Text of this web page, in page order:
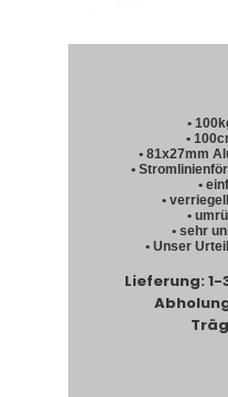
•
•
• 81x27mm
•
•
•
•
• sehr
• Unser
Lieferung: